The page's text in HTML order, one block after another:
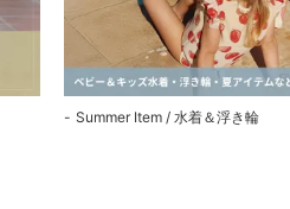
Summer Item / 水着＆浮き輪